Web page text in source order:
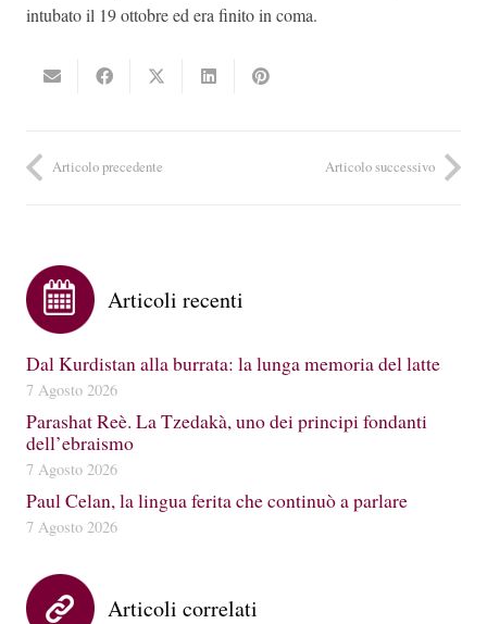
intubato il 19 ottobre ed era finito in coma.
Articolo precedente Articolo successivo
Articoli recenti
Dal Kurdistan alla burrata: la lunga memoria del latte
7 Agosto 2026
Parashat Reè. La Tzedakà, uno dei principi fondanti
dell’ebraismo
7 Agosto 2026
Paul Celan, la lingua ferita che continuò a parlare
7 Agosto 2026
Articoli correlati